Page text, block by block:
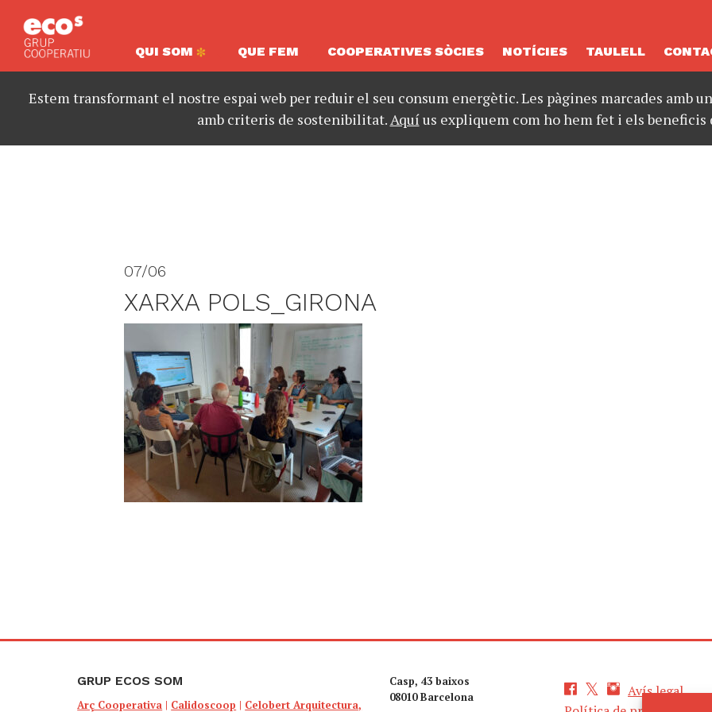
QUI SOM QUE FEM COOPERATIVES SÒCIES NOTÍCIES TAULELL
Estem transformant el nostre espai web per reduir el seu consum energètic. Les pàgines marcades amb
amb criteris de sostenibilitat.Aquíus expliquem com ho hem fet i els beneficis
07/06
XARXA POLS_GIRONA
GRUP ECOS SOM
Arç Cooperativa | Calidoscoop | Celobert Arquitectura,
Casp, 43 baixos
08010 Barcelona
Avís legal